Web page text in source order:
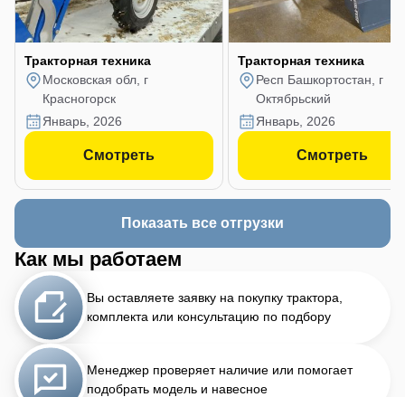
Тракторная техника
Московская обл, г
Красногорск
январь, 2026
Смотреть
Тракторная техника
Респ Башкортостан, г
Октябрьский
январь, 2026
Смотреть
Показать все отгрузки
Как мы работаем
Вы оставляете заявку на покупку трактора,
комплекта или консультацию по подбору
Менеджер проверяет наличие или помогает
подобрать модель и навесное